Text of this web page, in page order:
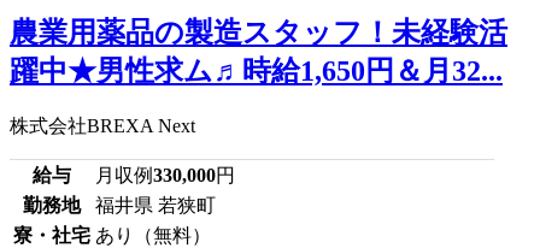
農業用薬品の製造スタッフ！未経験活
躍中★男性求ム♬時給1,650円＆月32...
株式会社BREXA Next
給与 月収例330,000円
勤務地
福井県 若狭町
寮・社宅 あり（無料）